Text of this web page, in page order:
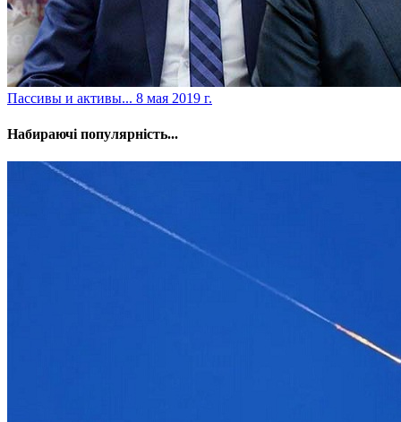
​Пассивы и активы... 8 мая 2019 г.
Набираючі популярність...